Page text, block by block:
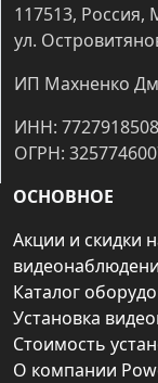
117513, Россия,
ул.
ИП Махненко
ИНН:
ОГРН:
ОСНОВНОЕ
Акции и скидки
Каталог
Установка
Стоимость
О компании